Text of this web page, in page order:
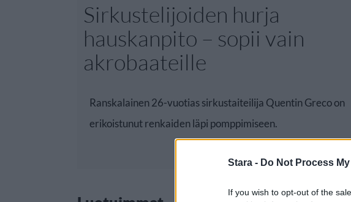
Stara - Do Not Process
If you wish to opt-out of the
Sirkustelijoiden hurja
hauskanpito – sopii vain
akrobaateille
Ranskalainen 26-vuotias sirkustaiteilija Quentin Greco on
erikoistunut renkaiden läpi pomppimiseen.